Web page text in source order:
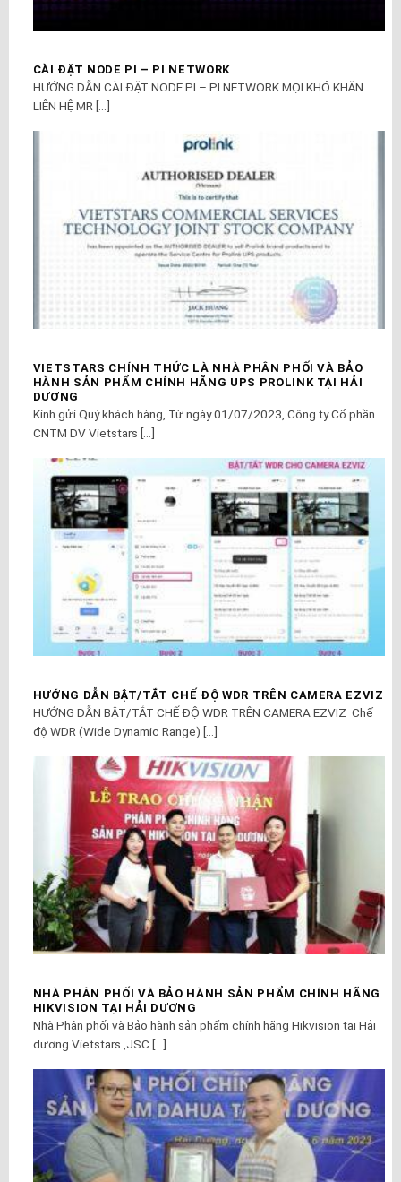
CÀI ĐẶT NODE PI – PI NETWORK
HƯỚNG DẪN CÀI ĐẶT NODE PI – PI NETWORK MỌI KHÓ KHĂN
LIÊN HỆ MR [...]
VIETSTARS CHÍNH THỨC LÀ NHÀ PHÂN PHỐI VÀ BẢO
HÀNH SẢN PHẨM CHÍNH HÃNG UPS PROLINK TẠI HẢI
DƯƠNG
Kính gửi Quý khách hàng, Từ ngày 01/07/2023, Công ty Cổ phần
CNTM DV Vietstars [...]
HƯỚNG DẪN BẬT/TẮT CHẾ ĐỘ WDR TRÊN CAMERA EZVIZ
HƯỚNG DẪN BẬT/TẮT CHẾ ĐỘ WDR TRÊN CAMERA EZVIZ Chế
độ WDR (Wide Dynamic Range) [...]
NHÀ PHÂN PHỐI VÀ BẢO HÀNH SẢN PHẨM CHÍNH HÃNG
HIKVISION TẠI HẢI DƯƠNG
Nhà Phân phối và Bảo hành sản phẩm chính hãng Hikvision tại Hải
dương Vietstars.,JSC [...]